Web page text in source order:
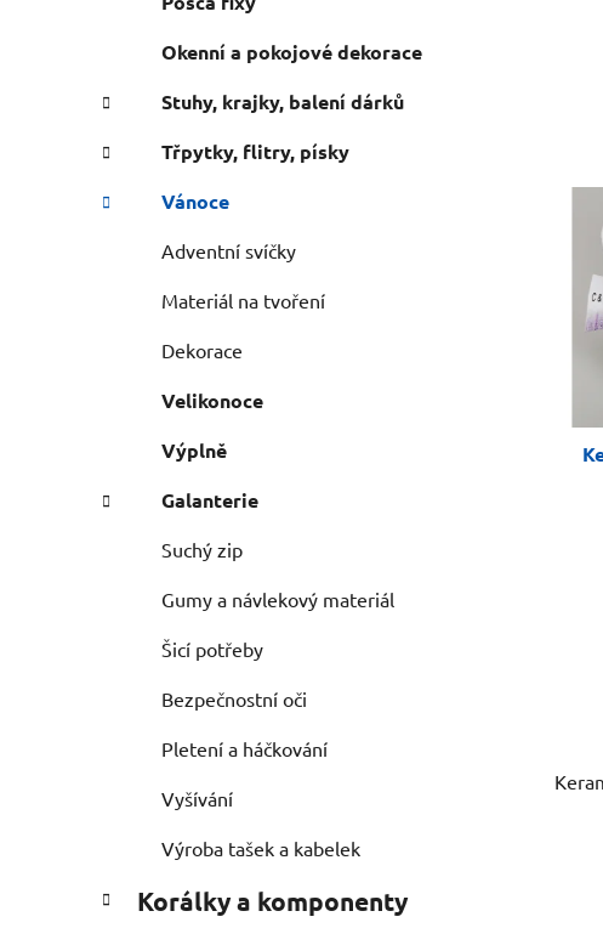
Okenní a pokojové dekorace
Stuhy, krajky, balení dárků
Třpytky, flitry, písky
Vánoce
Adventní svíčky
Materiál na tvoření
Dekorace
Velikonoce
Výplně
Galanterie
Suchý zip
Gumy a návlekový materiál
Šicí potřeby
Bezpečnostní oči
Pletení a háčkování
Vyšívání
Výroba tašek a kabelek
Korálky a komponenty